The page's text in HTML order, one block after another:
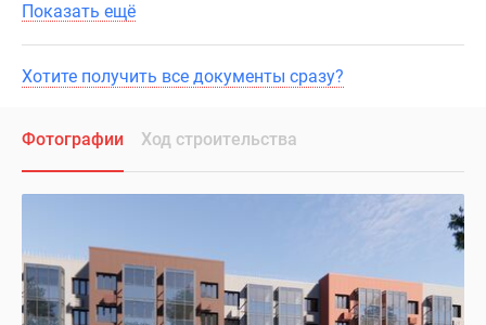
Показать ещё
Хотите получить все документы сразу?
Фотографии Ход строительства